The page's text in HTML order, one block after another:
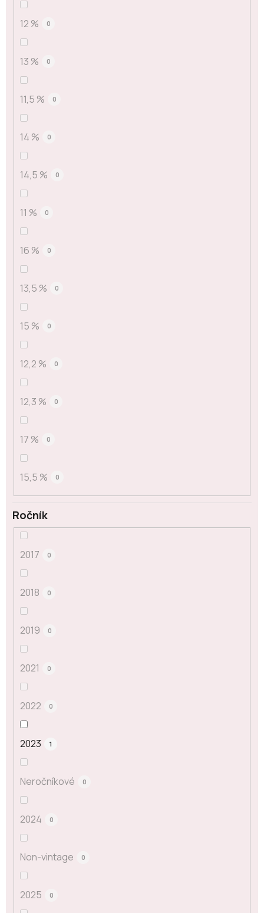
12 % 0
13 % 0
11,5 % 0
14 % 0
14,5 % 0
11 % 0
16 % 0
13,5 % 0
15 % 0
12,2 % 0
12,3 % 0
17 % 0
15,5 % 0
Ročník
2017 0
2018 0
2019 0
2021 0
2022 0
2023 1
Neročníkové 0
2024 0
Non-vintage 0
2025 0